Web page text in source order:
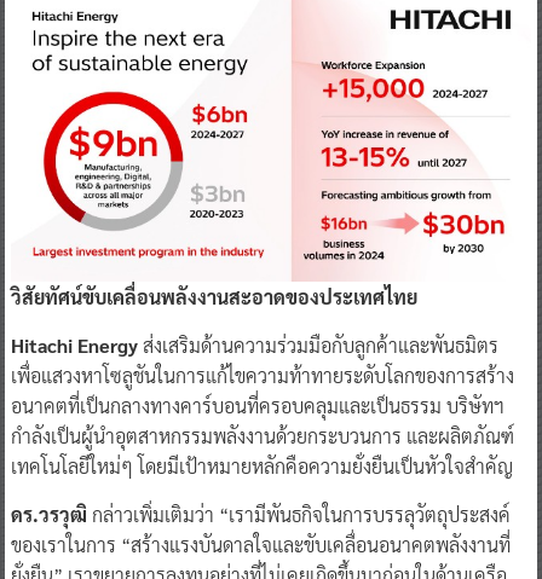
วิสัยทัศน์ขับเคลื่อนพลังงานสะอาดของประเทศไทย
Hitachi Energyส่งเสริมด้านความร่วมมือกับลูกค้าและพันธมิตร
เพื่อแสวงหาโซลูชันในการแก้ไขความท้าทายระดับโลกของการสร้าง
อนาคตที่เป็นกลางทางคาร์บอนที่ครอบคลุมและเป็นธรรม บริษัทฯ
กำลังเป็นผู้นำอุตสาหกรรมพลังงานด้วยกระบวนการ และผลิตภัณฑ์
เทคโนโลยีใหม่ๆ โดยมีเป้าหมายหลักคือความยั่งยืนเป็นหัวใจสำคัญ
ดร.วรวุฒิ กล่าวเพิ่มเติมว่า “เรามีพันธกิจในการบรรลุวัตถุประสงค์
ของเราในการ “สร้างแรงบันดาลใจและขับเคลื่อนอนาคตพลังงานที่